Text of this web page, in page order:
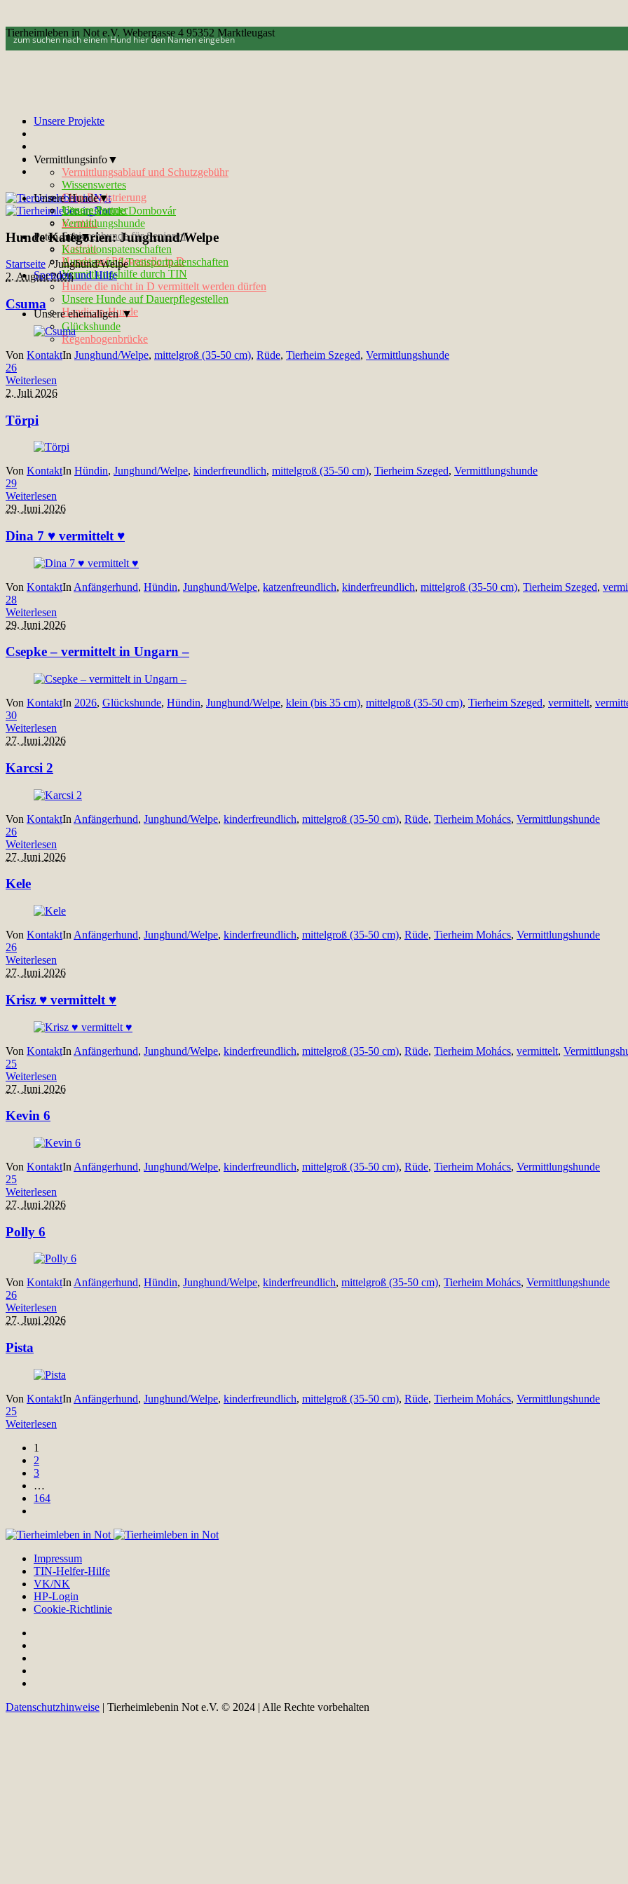
Tierheimleben in Not e.V. Webergasse 4 95352 Marktleugast
Unsere Projekte
Vermittlungsinfo▼
Vermittlungsablauf und Schutzgebühr
Wissenswertes
Chip-Registrierung
Unsere Partner
Kontakt
Unsere Hunde▼
Tötungshunde Dombovár
Vermittlungshunde
Seniorenhunde für Senioren
Notfelle
Hunde auf Pflegestelle in D
Vermittlungshilfe durch TIN
Hunde die nicht in D vermittelt werden dürfen
Unsere Hunde auf Dauerpflegestellen
Handicap-Hunde
Paten-Info▼
Kastrationspatenschaften
Ausreise- und Transportpatenschaften
Spenden und Hilfe
Unsere ehemaligen ▼
Glückshunde
Regenbogenbrücke
Hunde Kategorien:Junghund/Welpe
Startseite /Junghund/Welpe
2. August 2026
Csuma
Von KontaktIn Junghund/Welpe, mittelgroß (35-50 cm), Rüde, Tierheim Szeged, Vermittlungshunde
26
Weiterlesen
2. Juli 2026
Törpi
Von KontaktIn Hündin, Junghund/Welpe, kinderfreundlich, mittelgroß (35-50 cm), Tierheim Szeged, Vermittlungshunde
29
Weiterlesen
29. Juni 2026
Dina 7 ♥ vermittelt ♥
Von KontaktIn Anfängerhund, Hündin, Junghund/Welpe, katzenfreundlich, kinderfreundlich, mittelgroß (35-50 cm), Tierheim Szeged,
28
Weiterlesen
29. Juni 2026
Csepke – vermittelt in Ungarn –
Von KontaktIn 2026, Glückshunde, Hündin, Junghund/Welpe, klein (bis 35 cm), mittelgroß (35-50 cm), Tierheim Szeged, vermittelt,
30
Weiterlesen
27. Juni 2026
Karcsi 2
Von KontaktIn Anfängerhund, Junghund/Welpe, kinderfreundlich, mittelgroß (35-50 cm), Rüde, Tierheim Mohács, Vermittlungshunde
26
Weiterlesen
27. Juni 2026
Kele
Von KontaktIn Anfängerhund, Junghund/Welpe, kinderfreundlich, mittelgroß (35-50 cm), Rüde, Tierheim Mohács, Vermittlungshunde
26
Weiterlesen
27. Juni 2026
Krisz ♥ vermittelt ♥
Von KontaktIn Anfängerhund, Junghund/Welpe, kinderfreundlich, mittelgroß (35-50 cm), Rüde, Tierheim Mohács, vermittelt,
25
Weiterlesen
27. Juni 2026
Kevin 6
Von KontaktIn Anfängerhund, Junghund/Welpe, kinderfreundlich, mittelgroß (35-50 cm), Rüde, Tierheim Mohács, Vermittlungshunde
25
Weiterlesen
27. Juni 2026
Polly 6
Von KontaktIn Anfängerhund, Hündin, Junghund/Welpe, kinderfreundlich, mittelgroß (35-50 cm), Tierheim Mohács, Vermittlungshunde
26
Weiterlesen
27. Juni 2026
Pista
Von KontaktIn Anfängerhund, Junghund/Welpe, kinderfreundlich, mittelgroß (35-50 cm), Rüde, Tierheim Mohács, Vermittlungshunde
25
Weiterlesen
1
2
3
…
164
Impressum
TIN-Helfer-Hilfe
VK/NK
HP-Login
Cookie-Richtlinie
Datenschutzhinweise | Tierheimlebenin Not e.V. © 2024 | Alle Rechte vorbehalten